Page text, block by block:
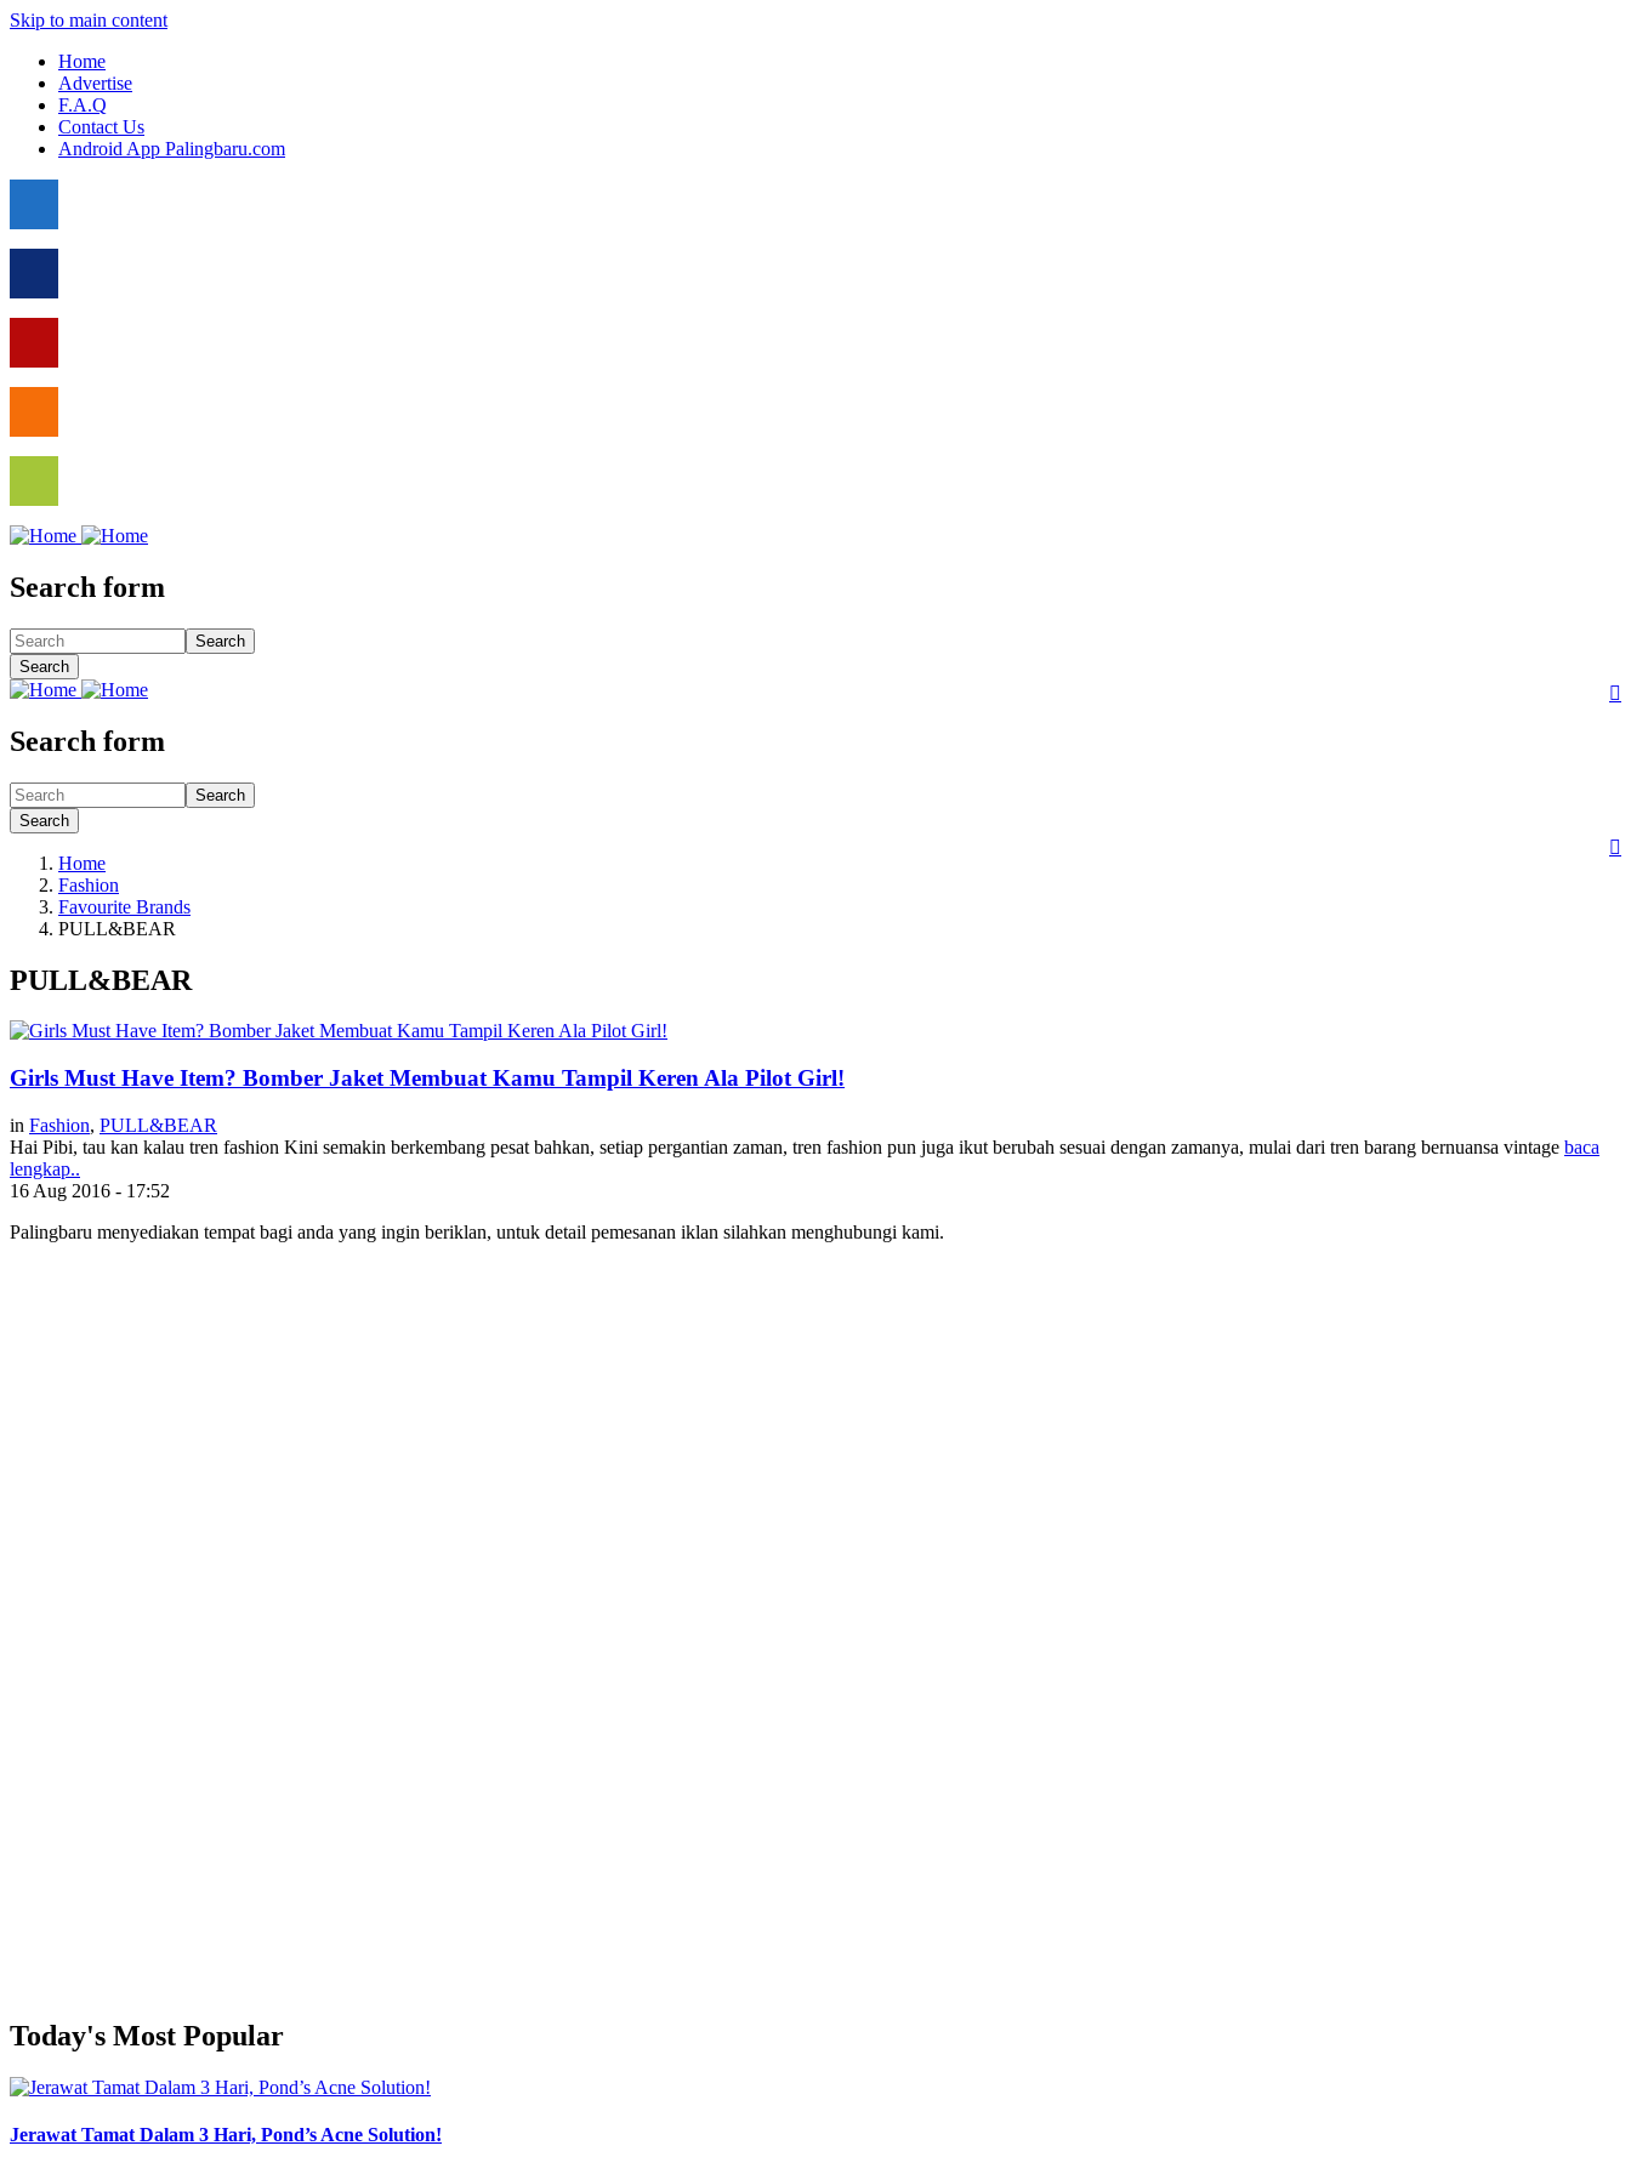
Skip to main content
Home
Advertise
F.A.Q
Contact Us
Android App Palingbaru.com
Search form
Search
Search

Search form
Search
Search

Home
Fashion
Favourite Brands
PULL&BEAR
PULL&BEAR
Girls Must Have Item? Bomber Jaket Membuat Kamu Tampil Keren Ala Pilot Girl!
in Fashion, PULL&BEAR
Hai Pibi, tau kan kalau tren fashion Kini semakin berkembang pesat bahkan, setiap pergantian zaman, tren fashion pun juga ikut berubah sesuai dengan zamanya, mulai dari tren barang bernuansa vintage baca
lengkap..
16 Aug 2016 - 17:52
Palingbaru menyediakan tempat bagi anda yang ingin beriklan, untuk detail pemesanan iklan silahkan menghubungi kami.
Today's Most Popular
Jerawat Tamat Dalam 3 Hari, Pond’s Acne Solution!